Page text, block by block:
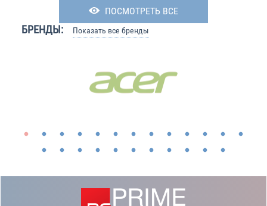
ПОСМОТРЕТЬ ВСЕ
БРЕНДЫ: Показать все бренды